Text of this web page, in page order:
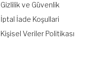
Gizlilik ve Güvenlik
İptal İade Koşullari
Kişisel Veriler Politikası